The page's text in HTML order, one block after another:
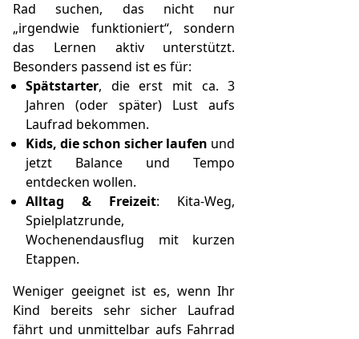
Rad suchen, das nicht nur
„irgendwie funktioniert“, sondern
das Lernen aktiv unterstützt.
Besonders passend ist es für:
Spätstarter, die erst mit ca. 3
Jahren (oder später) Lust aufs
Laufrad bekommen.
Kids, die schon sicher laufen und
jetzt Balance und Tempo
entdecken wollen.
Alltag & Freizeit: Kita-Weg,
Spielplatzrunde,
Wochenendausflug mit kurzen
Etappen.
Weniger geeignet ist es, wenn Ihr
Kind bereits sehr sicher Laufrad
fährt und unmittelbar aufs Fahrrad